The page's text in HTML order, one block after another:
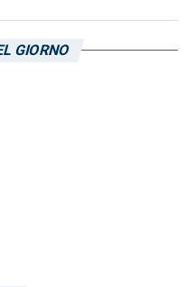
GIORNO